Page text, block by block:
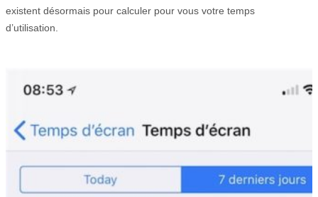
existent désormais pour calculer pour vous votre temps
d’utilisation.